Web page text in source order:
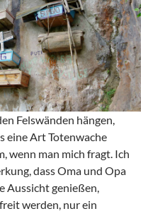
Felswänden hängen,
eine Art Totenwache
wenn man mich fragt. Ich
dass Oma und Opa
Aussicht genießen,
werden, nur ein